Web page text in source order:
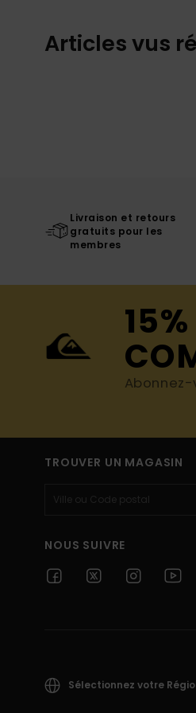
Articles vus
Livraison et retours
gratuits pour les
membres
TROUVER UN MAGASIN
NOUS SUIVRE
Sélectionnez votre